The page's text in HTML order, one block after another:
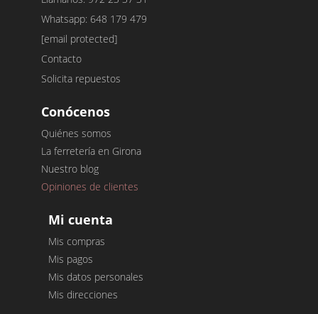
Whatsapp: 648 179 479
[email protected]
Contacto
Solicita repuestos
Conócenos
Quiénes somos
La ferretería en Girona
Nuestro blog
Opiniones de clientes
Mi cuenta
Mis compras
Mis pagos
Mis datos personales
Mis direcciones